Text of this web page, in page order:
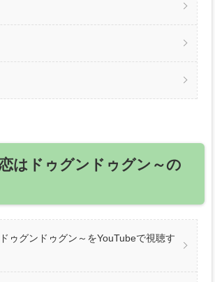
はドゥグンドゥグン～の
ゥグンドゥグン～をYouTubeで視聴す